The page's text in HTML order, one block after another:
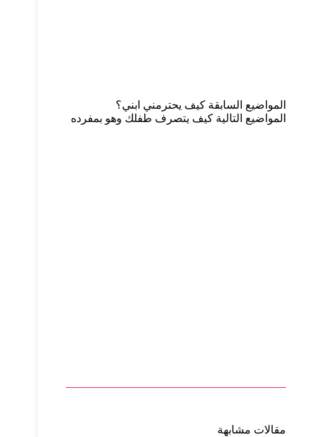
المواضيع السابقة كيف يحترمني ابني؟
المواضيع التالية كيف يتصرف طفلك وهو بمفرده
مقالات مشابهة